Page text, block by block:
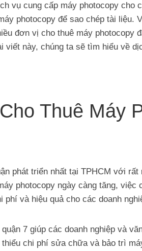
vụ cung cấp máy photocopy cho
photocopy để sao chép tài liệu.
đơn vị cho thuê máy photocopy
viết này, chúng ta sẽ tìm hiểu về
Thuê Máy
phát triển nhất tại TPHCM với rất
photocopy ngày càng tăng, việc
phí và hiệu quả cho các doanh
7 giúp các doanh nghiệp và
thiểu chi phí sửa chữa và bảo trì